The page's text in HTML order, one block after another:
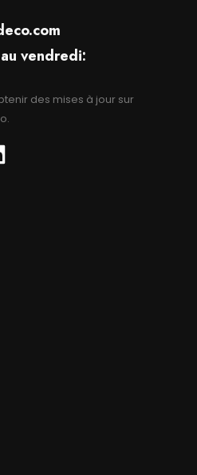
vendredi:
des mises à jour sur